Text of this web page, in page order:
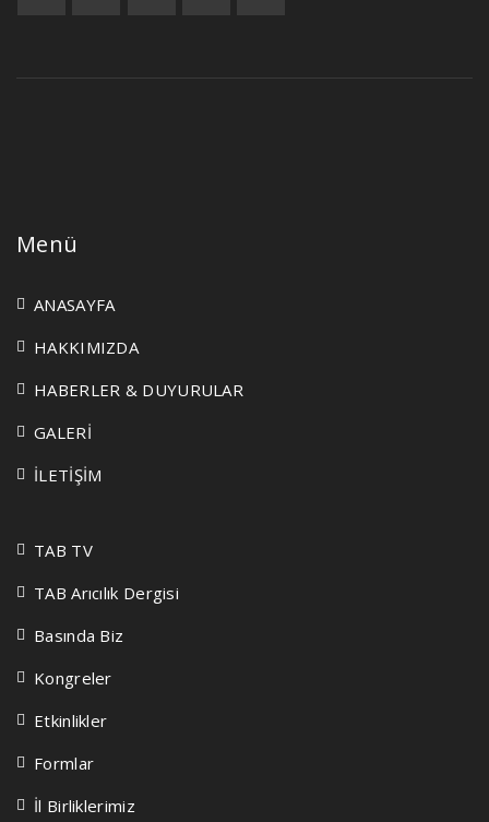
Menü
ANASAYFA
HAKKIMIZDA
HABERLER & DUYURULAR
GALERİ
İLETİŞİM
TAB TV
TAB Arıcılık Dergisi
Basında Biz
Kongreler
Etkinlikler
Formlar
İl Birliklerimiz